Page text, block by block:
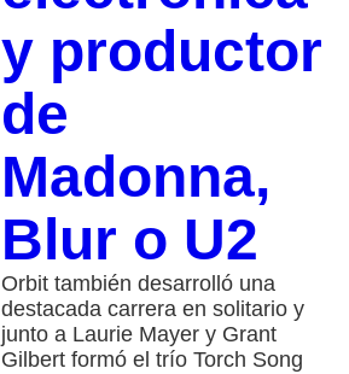
y productor
de
Madonna,
Blur o U2
Orbit también desarrolló una
destacada carrera en solitario y
junto a Laurie Mayer y Grant
Gilbert formó el trío Torch Song